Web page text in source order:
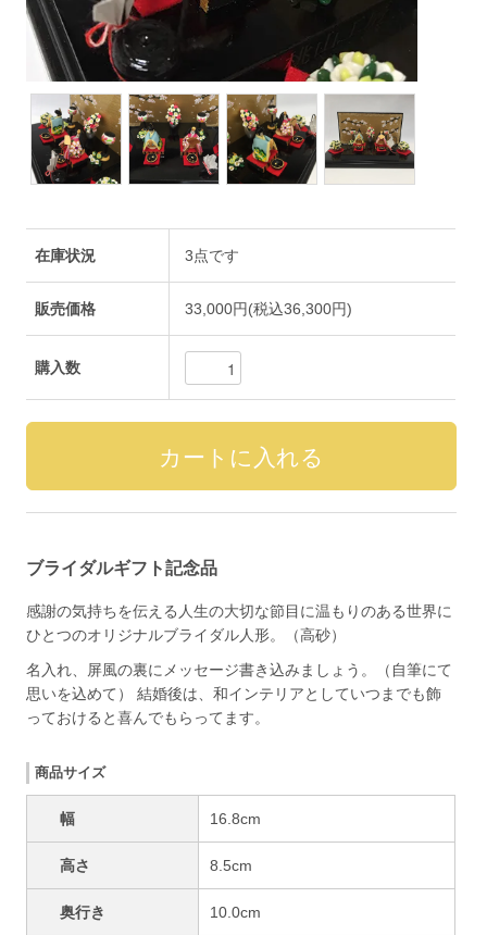
在庫状況 3点です
販売価格 33,000円(税込36,300円)
購入数
ブライダルギフト記念品
感謝の気持ちを伝える人生の大切な節目に温もりのある世界に
ひとつのオリジナルブライダル人形。（高砂）
名入れ、屏風の裏にメッセージ書き込みましょう。（自筆にて
思いを込めて） 結婚後は、和インテリアとしていつまでも飾
っておけると喜んでもらってます。
商品サイズ
幅 16.8cm
高さ 8.5cm
奥行き 10.0cm